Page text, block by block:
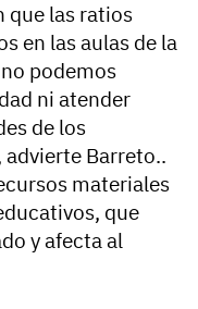
que las ratios
en las aulas de la
podemos
ni atender
de los
Barreto..
materiales
que
y afecta al